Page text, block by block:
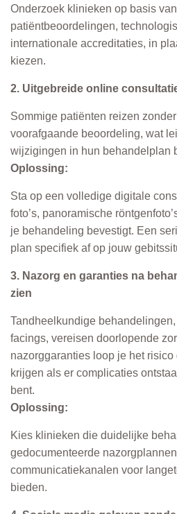
Onderzoek klinieken op basis
patiëntbeoordelingen,
internationale accreditaties, in
kiezen.
2. Uitgebreide online
Sommige patiënten reizen
voorafgaande beoordeling, wat
wijzigingen in hun behandelplan
Oplossing:
Sta op een volledige digitale
foto’s, panoramische
je behandeling bevestigt. Een
plan specifiek af op jouw
3. Nazorg en garanties na
zien
Tandheelkundige
facings, vereisen doorlopende
nazorggaranties loop je het
krijgen als er complicaties
bent.
Oplossing:
Kies klinieken die duidelijke
gedocumenteerde
communicatiekanalen voor
bieden.